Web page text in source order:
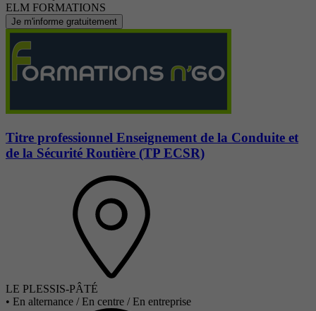
ELM FORMATIONS
Je m'informe gratuitement
Titre professionnel Enseignement de la Conduite et
de la Sécurité Routière (TP ECSR)
LE PLESSIS-PÂTÉ
• En alternance / En centre / En entreprise